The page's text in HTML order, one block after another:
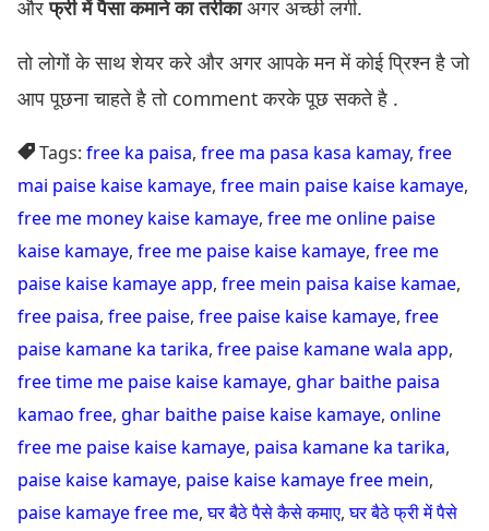
औरफ्री में पैसा कमाने का तरीकाअगर अच्छी लगी.
तो लोगों के साथ शेयर करे और अगर आपके मन में कोई प्रिश्न है जो
आप पूछना चाहते है तो comment करके पूछ सकते है .
Tags: free ka paisa, free ma pasa kasa kamay, free
mai paise kaise kamaye, free main paise kaise kamaye,
free me money kaise kamaye, free me online paise
kaise kamaye, free me paise kaise kamaye, free me
paise kaise kamaye app, free mein paisa kaise kamae,
free paisa, free paise, free paise kaise kamaye, free
paise kamane ka tarika, free paise kamane wala app,
free time me paise kaise kamaye, ghar baithe paisa
kamao free, ghar baithe paise kaise kamaye, online
free me paise kaise kamaye, paisa kamane ka tarika,
paise kaise kamaye, paise kaise kamaye free mein,
paise kamaye free me,घर बैठे पैसे कैसे कमाए,घर बैठे फ्री में पैसे